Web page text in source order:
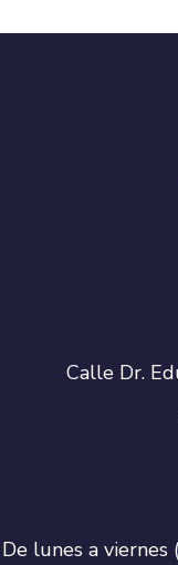
Calle Dr.
De lunes a viernes